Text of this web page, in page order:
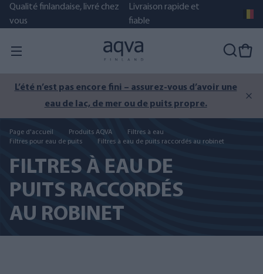
Qualité finlandaise, livré chez
vous
Livraison rapide et
fiable
L’été n’est pas encore fini – assurez-vous d’avoir une
eau de lac, de mer ou de puits propre.
Page d'accueil Produits AQVA
Filtres à eau
Filtres pour eau de puits
Filtres à eau de puits raccordés au robinet
FILTRES À EAU DE
PUITS RACCORDÉS
AU ROBINET